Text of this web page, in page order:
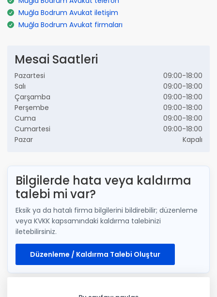
Muğla Bodrum Avukat iletişim
Muğla Bodrum Avukat firmaları
Mesai Saatleri
Pazartesi
09:00-18:00
Salı
09:00-18:00
Çarşamba
09:00-18:00
Perşembe
09:00-18:00
Cuma
09:00-18:00
Cumartesi
09:00-18:00
Pazar
Kapalı
Bilgilerde hata veya kaldırma
talebi mi var?
Eksik ya da hatalı firma bilgilerini bildirebilir; düzenleme
veya KVKK kapsamındaki kaldırma talebinizi
iletebilirsiniz.
Düzenleme / Kaldırma Talebi Oluştur